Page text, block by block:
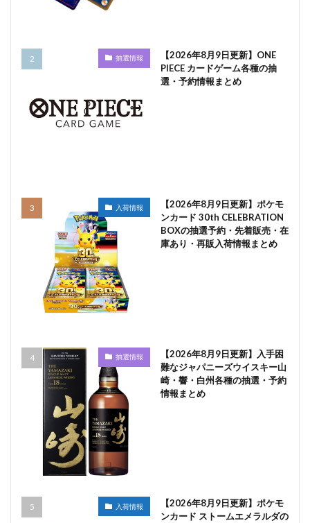
抽選情報
【2026年8月9日更新】ONE
PIECE カードゲーム各種の抽
選・予約情報まとめ
入荷情報
【2026年8月9日更新】ポケモ
ンカード 30th CELEBRATION
BOXの抽選予約・先着販売・在
庫あり・再販入荷情報まとめ
抽選情報
【2026年8月9日更新】入手困
難なジャパニーズウイスキー山
崎・響・白州各種の抽選・予約
情報まとめ
入荷情報
【2026年8月9日更新】ポケモ
ンカード ストームエメラルダの